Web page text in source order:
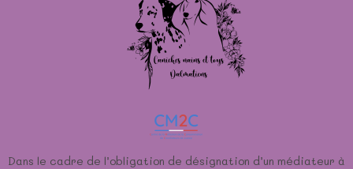
Dans le cadre de l’obligation de désignation d’un médiateur à